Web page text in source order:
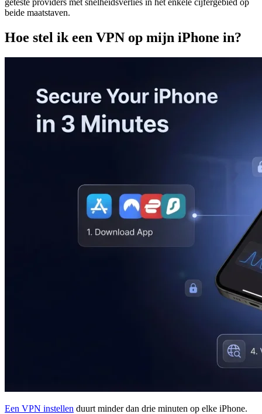
geteste providers met snelheidsverlies in het enkele cijfergebied op
beide maatstaven.
Hoe stel ik een VPN op mijn iPhone in?
Een VPN instellen duurt minder dan drie minuten op elke iPhone.